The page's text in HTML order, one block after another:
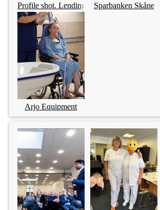
Profile shot. Lending Tree.Sparbanken Skåne
Arjo Equipment